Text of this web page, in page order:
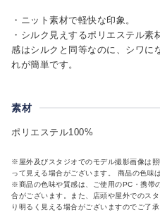
・ニット素材で軽快な印象。
・シルク見えするポリエステル
感はシルクと同等なのに、シワに
れが簡単です。
素材
ポリエステル100%
※屋外及びスタジオでのモデル撮影画像は
って見える場合がございます。 商品の色味
※商品の色味や質感は、ご使用のPC・携帯
合がございます。また、店頭や屋外でのス
り明るく見える場合がございますのでご了承